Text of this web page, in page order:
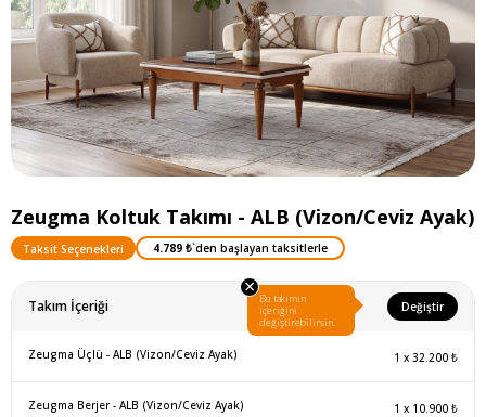
Zeugma Koltuk Takımı - ALB (Vizon/Ceviz Ayak)
Taksit Seçenekleri 4.789 ₺`den başlayan taksitlerle
Takım İçeriği Değiştir
× Bu takımın
içeriğini
değiştirebilirsin.
Zeugma Üçlü - ALB (Vizon/Ceviz Ayak) 1 x 32.200 ₺
Zeugma Berjer - ALB (Vizon/Ceviz Ayak) 1 x 10.900 ₺